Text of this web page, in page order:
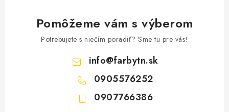
Pomôžeme vám s výberom
Potrebujete s niečím poradiť? Sme tu pre vás!
info@farbytn.sk
0905576252
0907766386